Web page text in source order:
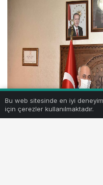
Bu web sitesinde en iyi
için çerezler kullanılmaktadır.